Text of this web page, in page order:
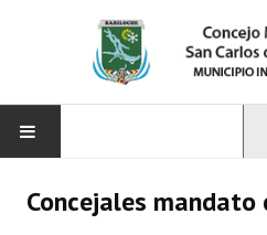
Concejales